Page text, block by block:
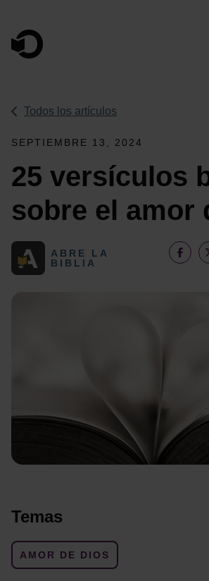
Navegación
Todos los artículos
SEPTIEMBRE 13, 2024
25 versículos
sobre el amor
ABRE LA
BIBLIA
Temas
AMOR DE DIOS